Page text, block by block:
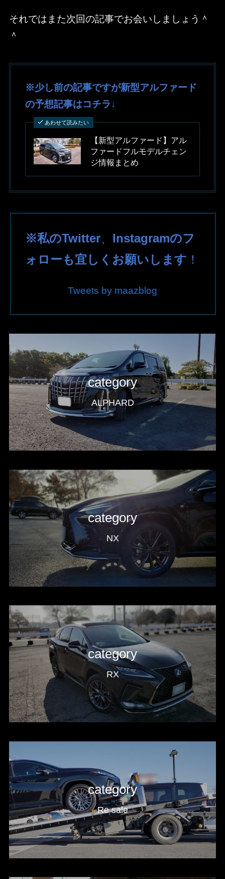
それではまた次回の記事でお会いしましょう＾
＾
※少し前の記事ですが新型アルファード
の予想記事はコチラ↓
あわせて読みたい
【新型アルファード】アル
ファードフルモデルチェン
ジ情報まとめ
※私のTwitter、 Instagramのフ
ォローも宜しくお願いします ！
Tweets by maazblog
category
ALPHARD
category
NX
category
RX
category
Re sale